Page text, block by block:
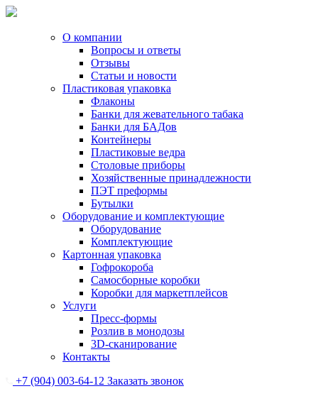
О компании
Вопросы и ответы
Отзывы
Статьи и новости
Пластиковая упаковка
Флаконы
Банки для жевательного табака
Банки для БАДов
Контейнеры
Пластиковые ведра
Столовые приборы
Хозяйственные принадлежности
ПЭТ преформы
Бутылки
Оборудование и комплектующие
Оборудование
Комплектующие
Картонная упаковка
Гофрокороба
Самосборные коробки
Коробки для маркетплейсов
Услуги
Пресс-формы
Розлив в монодозы
3D-сканирование
Контакты
+7 (904) 003-64-12 Заказать звонок